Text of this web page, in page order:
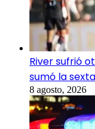
River sufrió
sumó la
8 agosto, 2026